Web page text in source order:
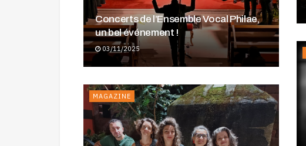
Concerts de l’Ensemble Vocal Philae,
un bel événement !
03/11/2025
MAGAZINE